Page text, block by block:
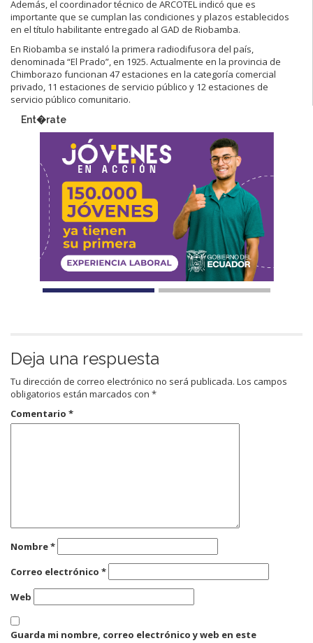
Además, el coordinador técnico de ARCOTEL indicó que es
importante que se cumplan las condiciones y plazos establecidos
en el título habilitante entregado al GAD de Riobamba.
En Riobamba se instaló la primera radiodifusora del país,
denominada “El Prado”, en 1925. Actualmente en la provincia de
Chimborazo funcionan 47 estaciones en la categoría comercial
privado, 11 estaciones de servicio público y 12 estaciones de
servicio público comunitario.
Ent�rate
Deja una respuesta
Tu dirección de correo electrónico no será publicada. Los campos
obligatorios están marcados con *
Comentario *
Nombre*
Correo electrónico *
Web
Guarda mi nombre, correo electrónico y web en este